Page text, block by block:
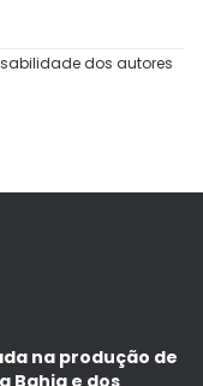
dos autores
na produção de
Bahia e dos